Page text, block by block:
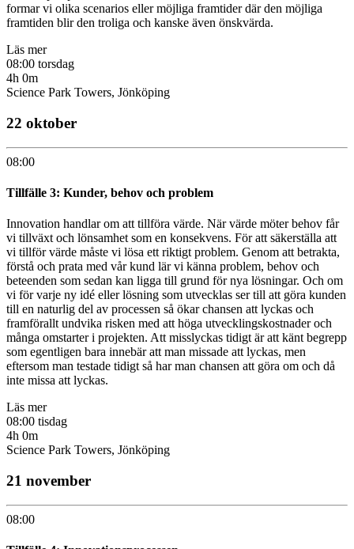
formar vi olika scenarios eller möjliga framtider där den möjliga
framtiden blir den troliga och kanske även önskvärda.
Läs mer
08:00 torsdag
4h 0m
Science Park Towers, Jönköping
22 oktober
08:00
Tillfälle 3: Kunder, behov och problem
Innovation handlar om att tillföra värde. När värde möter behov får
vi tillväxt och lönsamhet som en konsekvens. För att säkerställa att
vi tillför värde måste vi lösa ett riktigt problem. Genom att betrakta,
förstå och prata med vår kund lär vi känna problem, behov och
beteenden som sedan kan ligga till grund för nya lösningar. Och om
vi för varje ny idé eller lösning som utvecklas ser till att göra kunden
till en naturlig del av processen så ökar chansen att lyckas och
framförallt undvika risken med att höga utvecklingskostnader och
många omstarter i projekten. Att misslyckas tidigt är att känt begrepp
som egentligen bara innebär att man missade att lyckas, men
eftersom man testade tidigt så har man chansen att göra om och då
inte missa att lyckas.
Läs mer
08:00 tisdag
4h 0m
Science Park Towers, Jönköping
21 november
08:00